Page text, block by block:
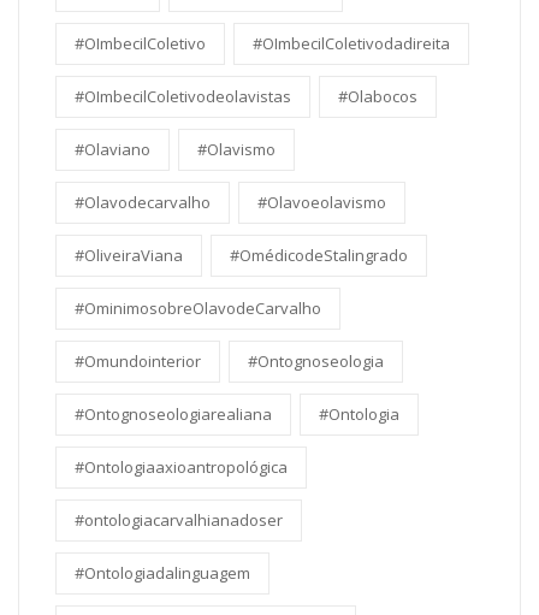
#OImbecilColetivo #OImbecilColetivodadireita
#OImbecilColetivodeolavistas #Olabocos
#Olaviano #Olavismo
#Olavodecarvalho #Olavoeolavismo
#OliveiraViana #OmédicodeStalingrado
#OminimosobreOlavodeCarvalho
#Omundointerior #Ontognoseologia
#Ontognoseologiarealiana #Ontologia
#Ontologiaaxioantropológica
#ontologiacarvalhianadoser
#Ontologiadalinguagem